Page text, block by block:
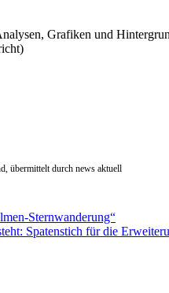
Grafiken und
übermittelt durch news aktuell
Sternwanderung“
Spatenstich für die